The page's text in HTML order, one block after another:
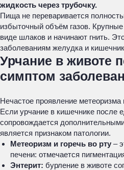
жидкость через трубочку.
Пища не переваривается
избыточный объём газов.
виде шлаков и начинают гнить.
заболеваниям желудка и
Урчание в животе
симптом
Нечастое проявление
Если урчание в кишечнике после
сопровождается
является признаком патологии.
Метеоризм и горечь во рту –
печени: отмечается
Энтерит: бурление в животе